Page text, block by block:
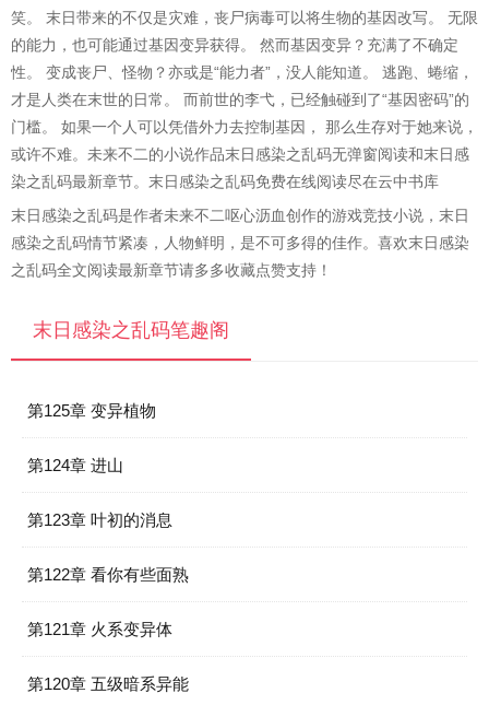
笑。 末日带来的不仅是灾难，丧尸病毒可以将生物的基因改写。 无限
的能力，也可能通过基因变异获得。 然而基因变异？充满了不确定
性。 变成丧尸、怪物？亦或是“能力者”，没人能知道。 逃跑、蜷缩，
才是人类在末世的日常。 而前世的李弋，已经触碰到了“基因密码”的
门槛。 如果一个人可以凭借外力去控制基因， 那么生存对于她来说，
或许不难。未来不二的小说作品末日感染之乱码无弹窗阅读和末日感
染之乱码最新章节。末日感染之乱码免费在线阅读尽在云中书库
末日感染之乱码是作者未来不二呕心沥血创作的游戏竞技小说，末日
感染之乱码情节紧凑，人物鲜明，是不可多得的佳作。喜欢末日感染
之乱码全文阅读最新章节请多多收藏点赞支持！
末日感染之乱码笔趣阁
第125章 变异植物
第124章 进山
第123章 叶初的消息
第122章 看你有些面熟
第121章 火系变异体
第120章 五级暗系异能